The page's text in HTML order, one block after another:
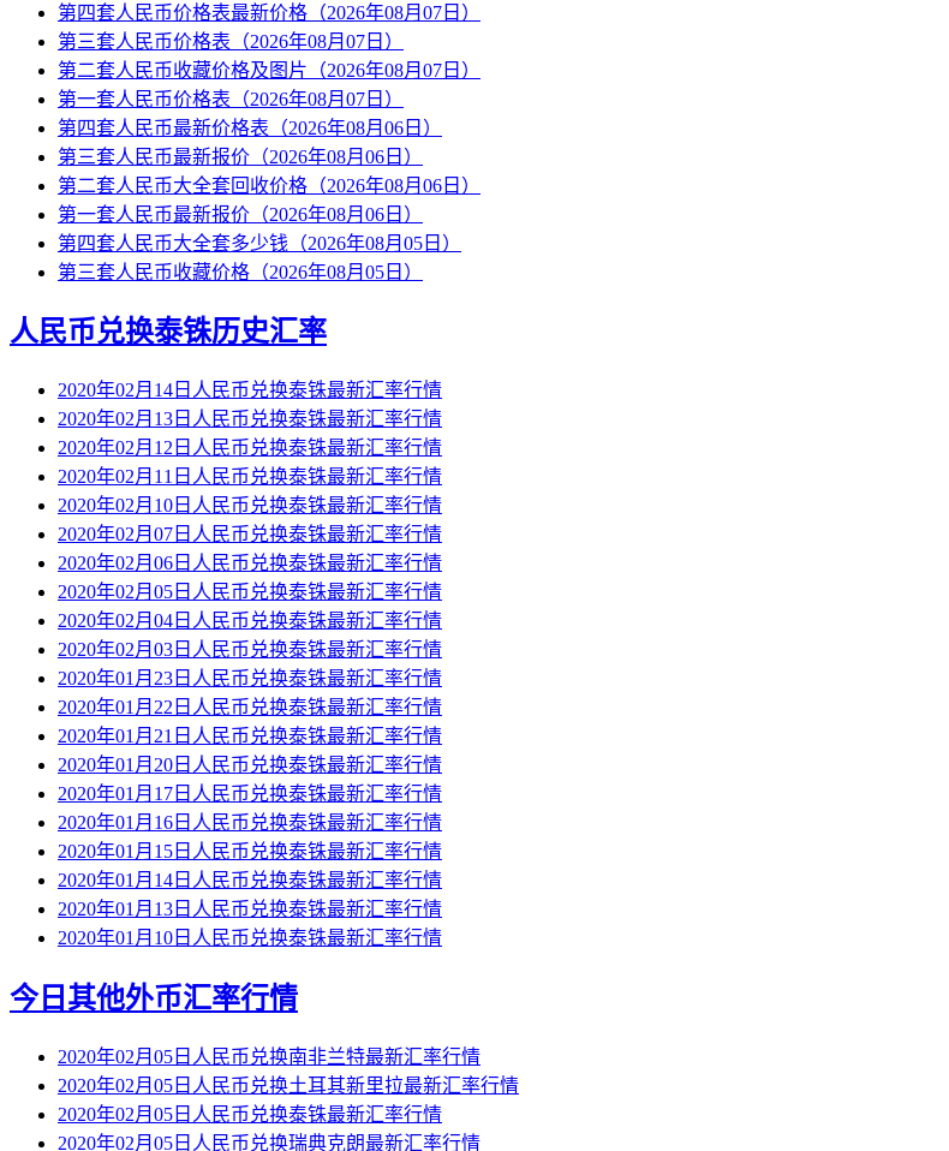
第四套人民币价格表最新价格（2026年08月07日）
第三套人民币价格表（2026年08月07日）
第二套人民币收藏价格及图片（2026年08月07日）
第一套人民币价格表（2026年08月07日）
第四套人民币最新价格表（2026年08月06日）
第三套人民币最新报价（2026年08月06日）
第二套人民币大全套回收价格（2026年08月06日）
第一套人民币最新报价（2026年08月06日）
第四套人民币大全套多少钱（2026年08月05日）
第三套人民币收藏价格（2026年08月05日）
人民币兑换泰铢历史汇率
2020年02月14日人民币兑换泰铢最新汇率行情
2020年02月13日人民币兑换泰铢最新汇率行情
2020年02月12日人民币兑换泰铢最新汇率行情
2020年02月11日人民币兑换泰铢最新汇率行情
2020年02月10日人民币兑换泰铢最新汇率行情
2020年02月07日人民币兑换泰铢最新汇率行情
2020年02月06日人民币兑换泰铢最新汇率行情
2020年02月05日人民币兑换泰铢最新汇率行情
2020年02月04日人民币兑换泰铢最新汇率行情
2020年02月03日人民币兑换泰铢最新汇率行情
2020年01月23日人民币兑换泰铢最新汇率行情
2020年01月22日人民币兑换泰铢最新汇率行情
2020年01月21日人民币兑换泰铢最新汇率行情
2020年01月20日人民币兑换泰铢最新汇率行情
2020年01月17日人民币兑换泰铢最新汇率行情
2020年01月16日人民币兑换泰铢最新汇率行情
2020年01月15日人民币兑换泰铢最新汇率行情
2020年01月14日人民币兑换泰铢最新汇率行情
2020年01月13日人民币兑换泰铢最新汇率行情
2020年01月10日人民币兑换泰铢最新汇率行情
今日其他外币汇率行情
2020年02月05日人民币兑换南非兰特最新汇率行情
2020年02月05日人民币兑换土耳其新里拉最新汇率行情
2020年02月05日人民币兑换泰铢最新汇率行情
2020年02月05日人民币兑换瑞典克朗最新汇率行情